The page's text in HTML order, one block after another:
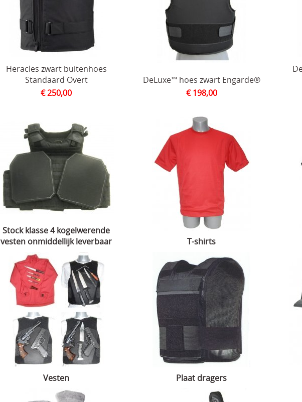
Heracles zwart buitenhoes
Standaard Overt
€ 250,00
DeLuxe™ hoes zwart Engarde®
€ 198,00
Stock klasse 4 kogelwerende
vesten onmiddellijk leverbaar
T-shirts
Vesten Plaat dragers